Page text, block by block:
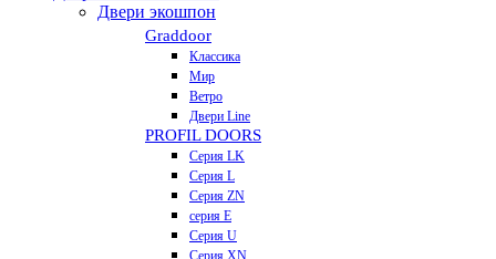
Двери экошпон
Graddoor
Классика
Мир
Ветро
Двери Line
PROFIL DOORS
Серия LK
Серия L
Серия ZN
серия E
Серия U
Серия XN